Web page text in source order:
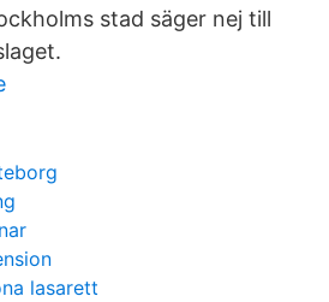
stad säger nej till
lasarett